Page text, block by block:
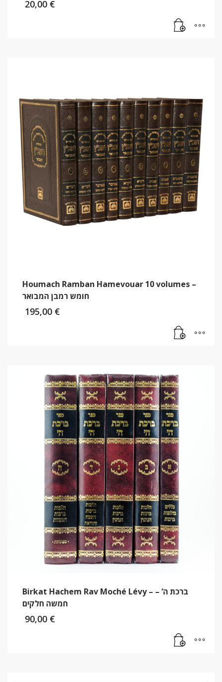
20,00 €
Houmach Ramban Hamevouar 10 volumes –
חומש רמבן המבואר
195,00 €
Birkat Hachem Rav Moché Lévy – ברכת ה’ –
חמשה חלקים
90,00 €